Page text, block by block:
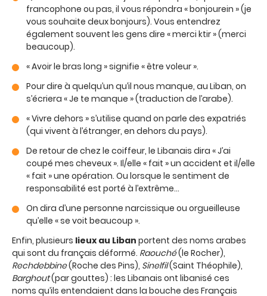
francophone ou pas, il vous répondra « bonjourein » (je
vous souhaite deux bonjours). Vous entendrez
également souvent les gens dire « merci ktir » (merci
beaucoup).
« Avoir le bras long » signifie « être voleur ».
Pour dire à quelqu’un qu’il nous manque, au Liban, on
s’écriera « Je te manque » (traduction de l’arabe).
« Vivre dehors » s’utilise quand on parle des expatriés
(qui vivent à l’étranger, en dehors du pays).
De retour de chez le coiffeur, le Libanais dira « J’ai
coupé mes cheveux ». Il/elle « fait » un accident et il/elle
« fait » une opération. Ou lorsque le sentiment de
responsabilité est porté à l’extrême…
On dira d’une personne narcissique ou orgueilleuse
qu’elle « se voit beaucoup ».
Enfin, plusieurs lieux au Liban portent des noms arabes
qui sont du français déformé. Raouché(le Rocher),
Rechdebbine(Roche des Pins), Sinelfil(Saint Théophile),
Barghout(par gouttes) : les Libanais ont libanisé ces
noms qu’ils entendaient dans la bouche des Français